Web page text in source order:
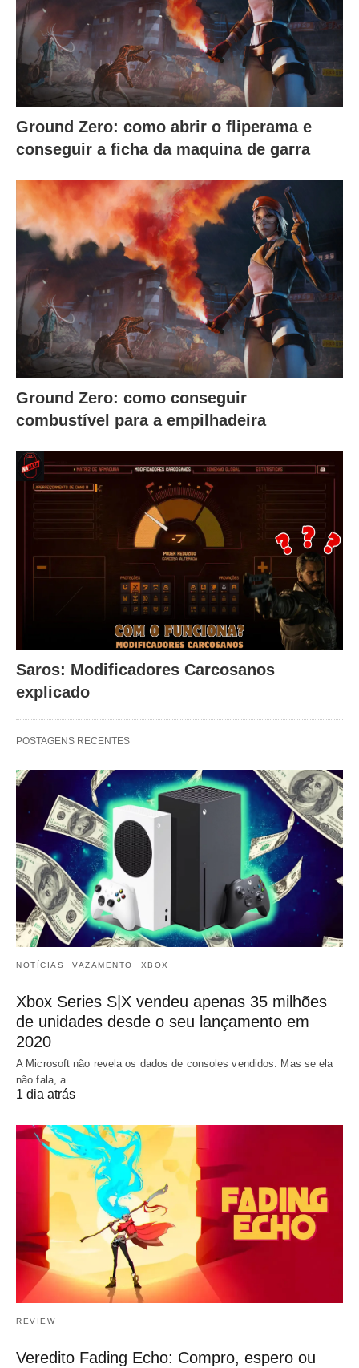
Ground Zero: como abrir o fliperama e
conseguir a ficha da maquina de garra
Ground Zero: como conseguir
combustível para a empilhadeira
Saros: Modificadores Carcosanos
explicado
POSTAGENS RECENTES
NOTÍCIAS VAZAMENTO XBOX
Xbox Series S|X vendeu apenas 35 milhões
de unidades desde o seu lançamento em
2020
A Microsoft não revela os dados de consoles vendidos. Mas se ela
não fala, a…
1 dia atrás
REVIEW
Veredito Fading Echo: Compro, espero ou